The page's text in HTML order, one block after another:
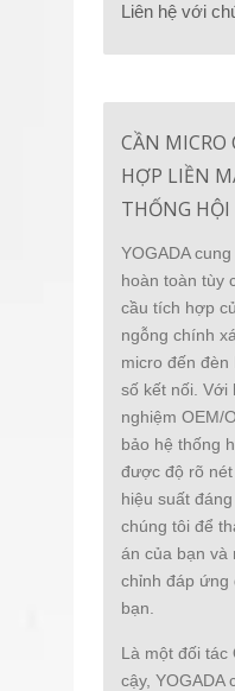
Liên hệ với
CẦN MICRO
HỢP LIỀN
THỐNG HỘI
YOGADA
hoàn toàn tùy
cầu tích hợp
ngỗng chính
micro đến đèn
số kết nối. Với
nghiệm OEM/
bảo hệ thống
được độ rõ
hiệu suất
chúng tôi để
án của bạn và
chỉnh đáp ứng
bạn.
Là một đối tác
cậy, YOGADA